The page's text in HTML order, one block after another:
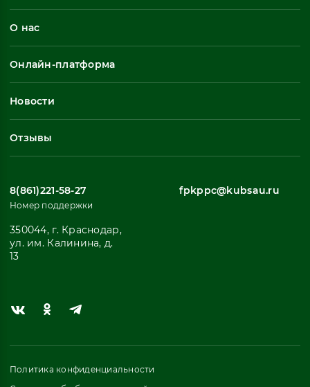
Повышение квалификации
Профессиональная переподготовка
Профессиональное обучение
Все
О нас
Онлайн-платформа
Новости
Отзывы
8(861)221-58-27
Номер поддержки
fpkppc@kubsau.ru
350044, г. Краснодар,
ул. им. Калинина, д.
13
Политика конфиденциальности